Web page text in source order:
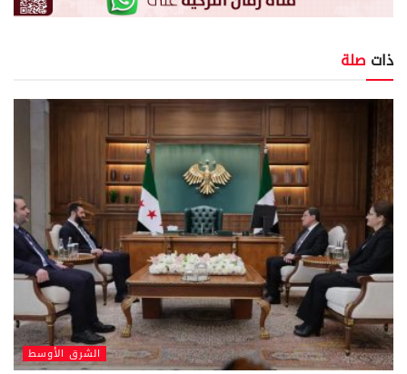
ذات صلة
الشرق الأوسط